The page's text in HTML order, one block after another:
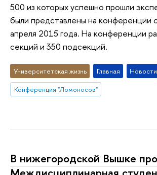
500 из которых успешно прошли
были представлены на конференции
апреля 2015 года. На конференции
секций и 350 подсекций.
Университетская жизнь Главная Новости
Конференция "Ломоносов"
В нижегородской Вышке